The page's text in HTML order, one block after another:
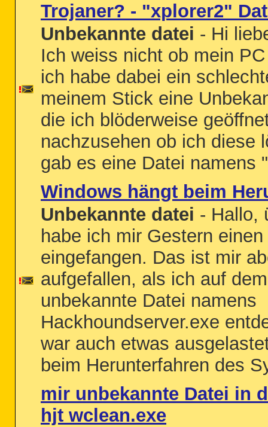
Trojaner? - "xplorer2"
Unbekannte datei - Hi
Ich weiss nicht ob mein
ich habe dabei ein
meinem Stick eine
die ich blöderweise
nachzusehen ob ich diese
gab es eine Datei namens
Windows hängt beim
Unbekannte datei - Hallo,
habe ich mir Gestern
eingefangen. Das ist mir
aufgefallen, als ich auf
unbekannte Datei namens
Hackhoundserver.exe
war auch etwas
beim Herunterfahren des
mir unbekannte Datei in
hjt wclean.exe